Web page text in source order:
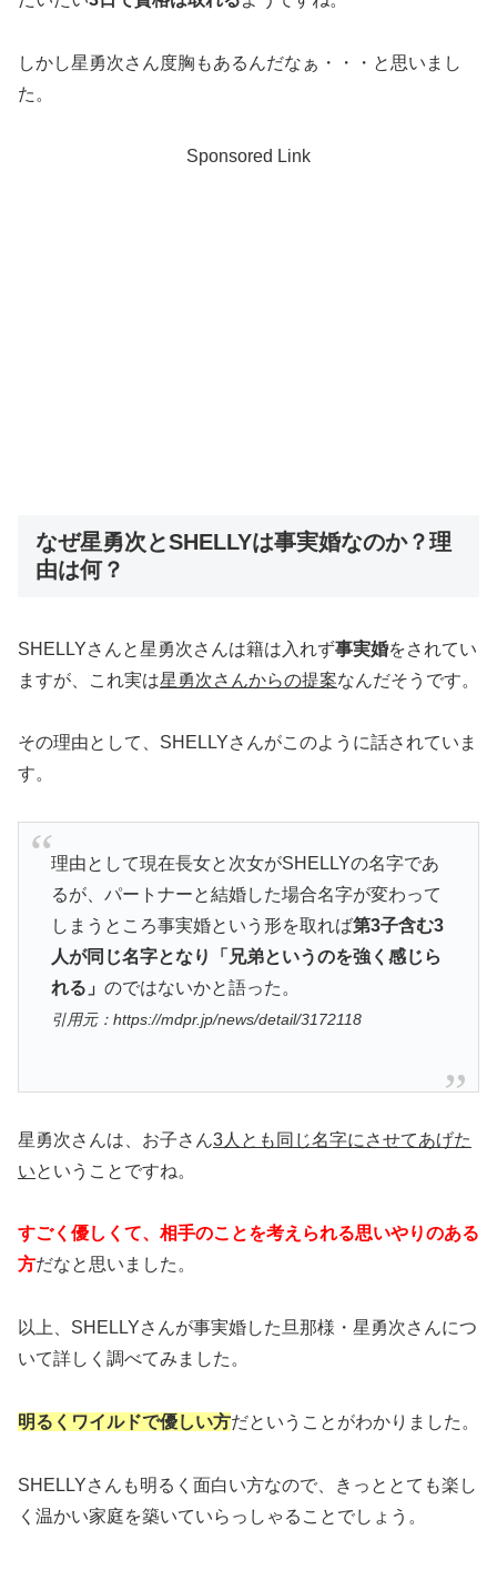
しかし星勇次さん度胸もあるんだなぁ・・・と思いまし
た。
Sponsored Link
なぜ星勇次とSHELLYは事実婚なのか？理
由は何？
SHELLYさんと星勇次さんは籍は入れず事実婚をされてい
ますが、これ実は星勇次さんからの提案なんだそうです。
その理由として、SHELLYさんがこのように話されていま
す。
理由として現在長女と次女がSHELLYの名字であ
るが、パートナーと結婚した場合名字が変わって
しまうところ事実婚という形を取れば第3子含む3
人が同じ名字となり「兄弟というのを強く感じら
れる」 のではないかと語った。
引用元：https://mdpr.jp/news/detail/3172118
星勇次さんは、お子さん3人とも同じ名字にさせてあげた
いということですね。
すごく優しくて、相手のことを考えられる思いやりのある
方だなと思いました。
以上、SHELLYさんが事実婚した旦那様・星勇次さんにつ
いて詳しく調べてみました。
明るくワイルドで優しい方だということがわかりました。
SHELLYさんも明るく面白い方なので、きっととても楽し
く温かい家庭を築いていらっしゃることでしょう。